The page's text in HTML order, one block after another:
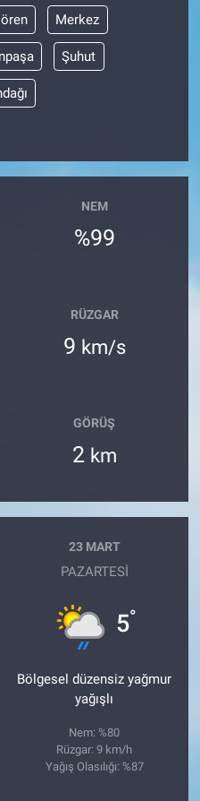
Merkez
Şuhut
NEM
%99
RÜZGAR
9 km/s
GÖRÜŞ
2 km
23 MART
PAZARTESI
5°
Bölgesel düzensiz yağmur
yağışlı
Nem: %80
Rüzgar: 9 km/h
Yağış Olasılığı: %87